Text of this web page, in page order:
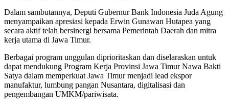
Dalam sambutannya, Deputi Gubernur Bank Indonesia Juda Agung
menyampaikan apresiasi kepada Erwin Gunawan Hutapea yang
secara aktif telah bersinergi bersama Pemerintah Daerah dan mitra
kerja utama di Jawa Timur.
Berbagai program unggulan diprioritaskan dan diselaraskan untuk
dapat mendukung Program Kerja Provinsi Jawa Timur Nawa Bakti
Satya dalam memperkuat Jawa Timur menjadi lead ekspor
manufaktur, lumbung pangan Nusantara, digitalisasi dan
pengembangan UMKM/pariwisata.